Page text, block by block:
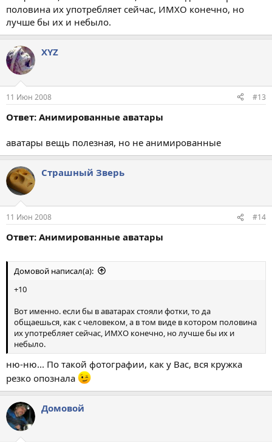
половина их употребляет сейчас, ИМХО конечно, но
лучше бы их и небыло.
XYZ
11 Июн 2008 #13
Ответ: Анимированные аватары
аватары вещь полезная, но не анимированные
Страшный Зверь
11 Июн 2008 #14
Ответ: Анимированные аватары
Домовой написал(а):
+10
Вот именно. если бы в аватарах стояли фотки, то да
общаешься, как с человеком, а в том виде в котором половина
их употребляет сейчас, ИМХО конечно, но лучше бы их и
небыло.
ню-ню... По такой фотографии, как у Вас, вся кружка
резко опознала
Домовой